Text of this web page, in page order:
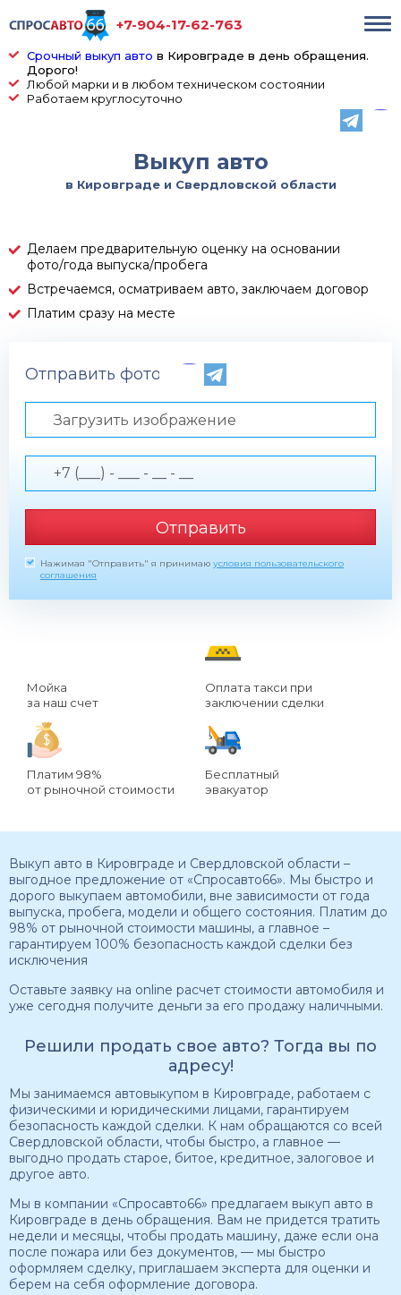
Срочный выкуп авто в Кировграде в день обращения.
Дорого!
Любой марки и в любом техническом состоянии
Работаем круглосуточно
+7-904-17-62-763
Выкуп авто
в Кировграде и Свердловской области
Делаем предварительную оценку на основании
фото/года выпуска/пробега
Встречаемся, осматриваем авто, заключаем договор
Платим сразу на месте
Отправить фото по телефону
Загрузить изображение
Отправить
Нажимая "Отправить" я принимаю условия пользовательского
соглашения
Мойка
за наш счет
Оплата такси при
заключении сделки
Платим 98%
от рыночной стоимости
Бесплатный
эвакуатор
Выкуп авто в Кировграде и Свердловской области –
выгодное предложение от «Спросавто66». Мы быстро и
дорого выкупаем автомобили, вне зависимости от года
выпуска, пробега, модели и общего состояния. Платим до
98% от рыночной стоимости машины, а главное –
гарантируем 100% безопасность каждой сделки без
исключения
Оставьте заявку на online расчет стоимости автомобиля и
уже сегодня получите деньги за его продажу наличными.
Решили продать свое авто? Тогда вы по
адресу!
Мы занимаемся автовыкупом в Кировграде, работаем с
физическими и юридическими лицами, гарантируем
безопасность каждой сделки. К нам обращаются со всей
Свердловской области, чтобы быстро, а главное —
выгодно продать старое, битое, кредитное, залоговое и
другое авто.
Мы в компании «Спросавто66» предлагаем выкуп авто в
Кировграде в день обращения. Вам не придется тратить
недели и месяцы, чтобы продать машину, даже если она
после пожара или без документов, — мы быстро
оформляем сделку, приглашаем эксперта для оценки и
берем на себя оформление договора.